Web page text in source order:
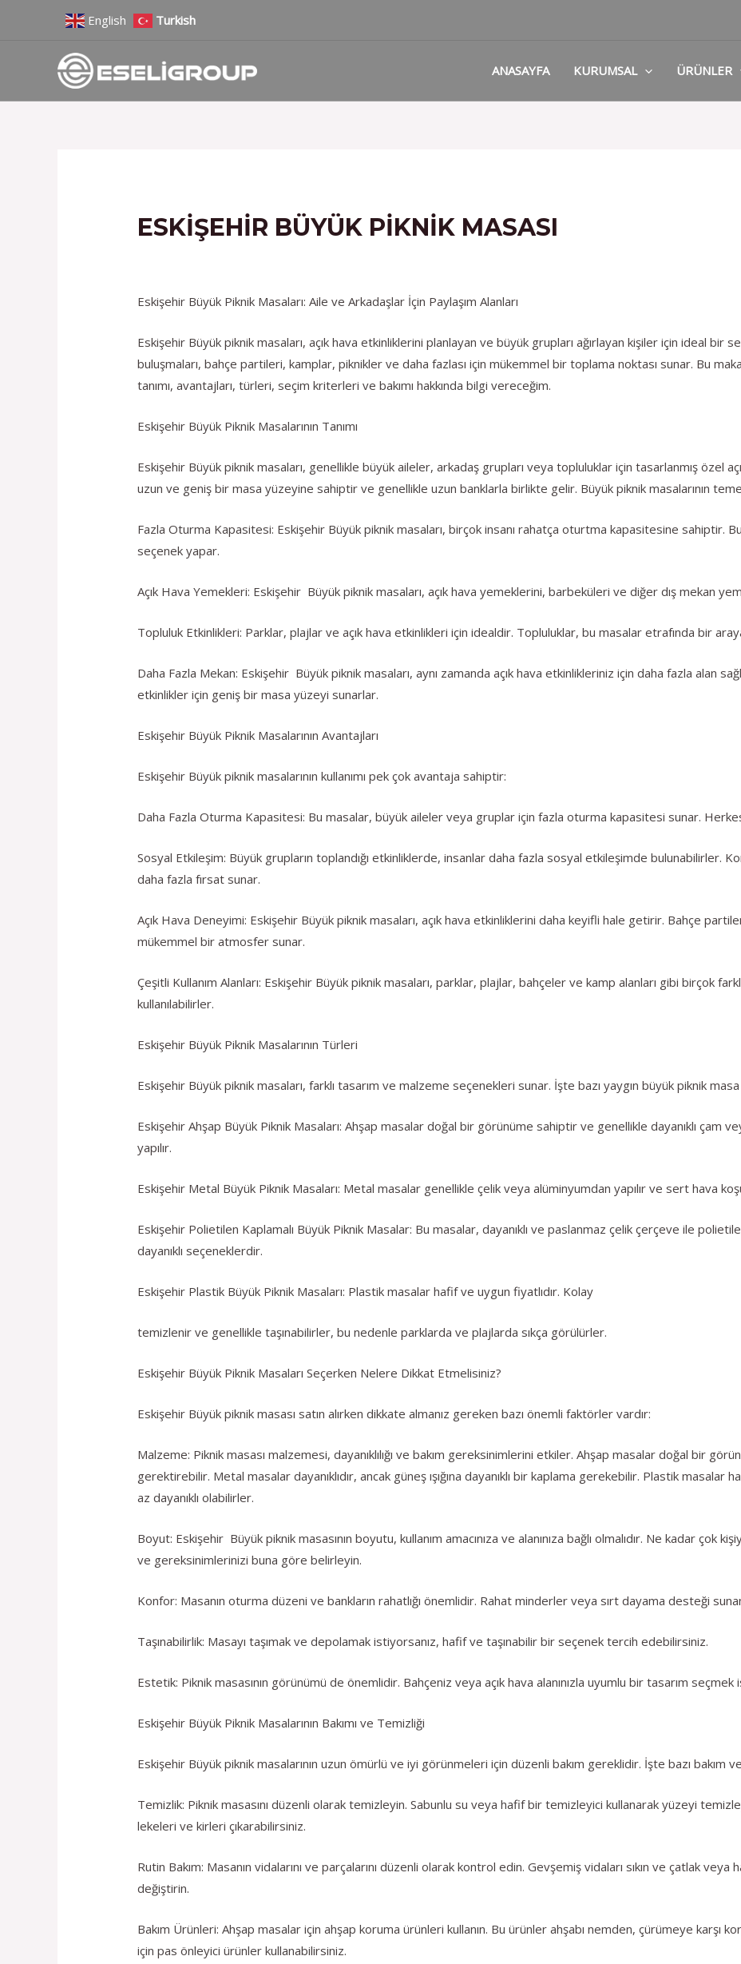
English Turkish
ANASAYFA KURUMSAL ÜRÜNLER
ESKIŞEHIR BÜYÜK PIKNIK MASASI
Eskişehir Büyük Piknik Masaları: Aile ve Arkadaşlar İçin Paylaşım Alanları
Eskişehir Büyük piknik masaları, açık hava etkinliklerini planlayan ve büyük grupları ağırlayan kişiler için ideal bir
buluşmaları, bahçe partileri, kamplar, piknikler ve daha fazlası için mükemmel bir toplama noktası sunar. Bu
tanımı, avantajları, türleri, seçim kriterleri ve bakımı hakkında bilgi vereceğim.
Eskişehir Büyük Piknik Masalarının Tanımı
Eskişehir Büyük piknik masaları, genellikle büyük aileler, arkadaş grupları veya topluluklar için tasarlanmış özel
uzun ve geniş bir masa yüzeyine sahiptir ve genellikle uzun banklarla birlikte gelir. Büyük piknik masalarının
Fazla Oturma Kapasitesi: Eskişehir Büyük piknik masaları, birçok insanı rahatça oturtma kapasitesine sahiptir.
seçenek yapar.
Açık Hava Yemekleri: Eskişehir Büyük piknik masaları, açık hava yemeklerini, barbeküleri ve diğer dış mekan
Topluluk Etkinlikleri: Parklar, plajlar ve açık hava etkinlikleri için idealdir. Topluluklar, bu masalar etrafında bir
Daha Fazla Mekan: Eskişehir Büyük piknik masaları, aynı zamanda açık hava etkinlikleriniz için daha fazla alan
etkinlikler için geniş bir masa yüzeyi sunarlar.
Eskişehir Büyük Piknik Masalarının Avantajları
Eskişehir Büyük piknik masalarının kullanımı pek çok avantaja sahiptir:
Daha Fazla Oturma Kapasitesi: Bu masalar, büyük aileler veya gruplar için fazla oturma kapasitesi sunar.
Sosyal Etkileşim: Büyük grupların toplandığı etkinliklerde, insanlar daha fazla sosyal etkileşimde bulunabilirler.
daha fazla fırsat sunar.
Açık Hava Deneyimi: Eskişehir Büyük piknik masaları, açık hava etkinliklerini daha keyifli hale getirir. Bahçe
mükemmel bir atmosfer sunar.
Çeşitli Kullanım Alanları: Eskişehir Büyük piknik masaları, parklar, plajlar, bahçeler ve kamp alanları gibi birçok
kullanılabilirler.
Eskişehir Büyük Piknik Masalarının Türleri
Eskişehir Büyük piknik masaları, farklı tasarım ve malzeme seçenekleri sunar. İşte bazı yaygın büyük piknik
Eskişehir Ahşap Büyük Piknik Masaları: Ahşap masalar doğal bir görünüme sahiptir ve genellikle dayanıklı çam
yapılır.
Eskişehir Metal Büyük Piknik Masaları: Metal masalar genellikle çelik veya alüminyumdan yapılır ve sert hava
Eskişehir Polietilen Kaplamalı Büyük Piknik Masalar: Bu masalar, dayanıklı ve paslanmaz çelik çerçeve ile
dayanıklı seçeneklerdir.
Eskişehir Plastik Büyük Piknik Masaları: Plastik masalar hafif ve uygun fiyatlıdır. Kolay
temizlenir ve genellikle taşınabilirler, bu nedenle parklarda ve plajlarda sıkça görülürler.
Eskişehir Büyük Piknik Masaları Seçerken Nelere Dikkat Etmelisiniz?
Eskişehir Büyük piknik masası satın alırken dikkate almanız gereken bazı önemli faktörler vardır:
Malzeme: Piknik masası malzemesi, dayanıklılığı ve bakım gereksinimlerini etkiler. Ahşap masalar doğal bir
gerektirebilir. Metal masalar dayanıklıdır, ancak güneş ışığına dayanıklı bir kaplama gerekebilir. Plastik masalar
az dayanıklı olabilirler.
Boyut: Eskişehir Büyük piknik masasının boyutu, kullanım amacınıza ve alanınıza bağlı olmalıdır. Ne kadar çok
ve gereksinimlerinizi buna göre belirleyin.
Konfor: Masanın oturma düzeni ve bankların rahatlığı önemlidir. Rahat minderler veya sırt dayama desteği
Taşınabilirlik: Masayı taşımak ve depolamak istiyorsanız, hafif ve taşınabilir bir seçenek tercih edebilirsiniz.
Estetik: Piknik masasının görünümü de önemlidir. Bahçeniz veya açık hava alanınızla uyumlu bir tasarım
Eskişehir Büyük Piknik Masalarının Bakımı ve Temizliği
Eskişehir Büyük piknik masalarının uzun ömürlü ve iyi görünmeleri için düzenli bakım gereklidir. İşte bazı bakım
Temizlik: Piknik masasını düzenli olarak temizleyin. Sabunlu su veya hafif bir temizleyici kullanarak yüzeyi
lekeleri ve kirleri çıkarabilirsiniz.
Rutin Bakım: Masanın vidalarını ve parçalarını düzenli olarak kontrol edin. Gevşemiş vidaları sıkın ve çatlak
değiştirin.
Bakım Ürünleri: Ahşap masalar için ahşap koruma ürünleri kullanın. Bu ürünler ahşabı nemden, çürümeye karşı
için pas önleyici ürünler kullanabilirsiniz.
gezinmesi